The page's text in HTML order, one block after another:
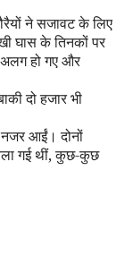
ने सजावट के लिए
घास के तिनकों पर
हो गए और
दो हजार भी
आईं। दोनों
गई थीं,कुछ-कुछ